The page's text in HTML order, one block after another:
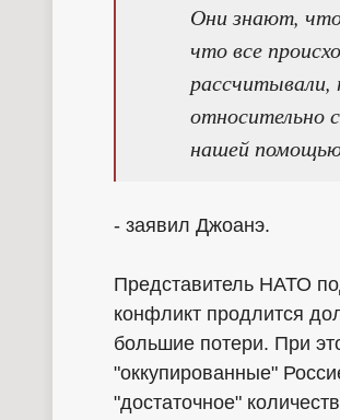
Они знают,
что все
относительно
нашей помощью
- заявил Джоанэ.
Представитель НАТО
конфликт продлится
большие потери. При
"оккупированные"
"достаточное"